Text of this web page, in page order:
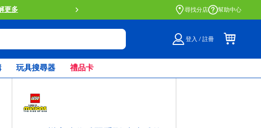
更多 門店自取服務 網上購買並在店內
尋找分店 幫助中心
登入 / 註冊
玩具搜尋器 禮品卡